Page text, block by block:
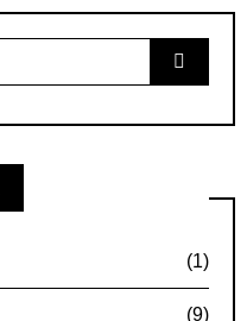
(1)
(9)